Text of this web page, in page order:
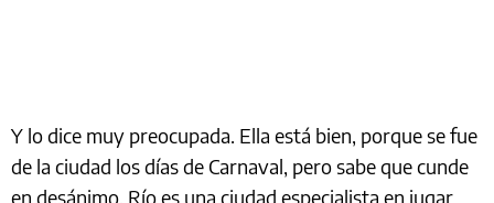
Y lo dice muy preocupada. Ella está bien, porque se fue
de la ciudad los días de Carnaval, pero sabe que cunde
en desánimo. Río es una ciudad especialista en jugar